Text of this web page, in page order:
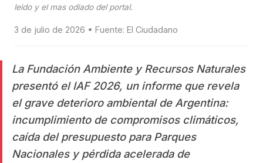
leido y el mas odiado del portal.
3 de julio de 2026 • Fuente: El Ciudadano
La Fundación Ambiente y Recursos Naturales
presentó el IAF 2026, un informe que revela
el grave deterioro ambiental de Argentina:
incumplimiento de compromisos climáticos,
caída del presupuesto para Parques
Nacionales y pérdida acelerada de